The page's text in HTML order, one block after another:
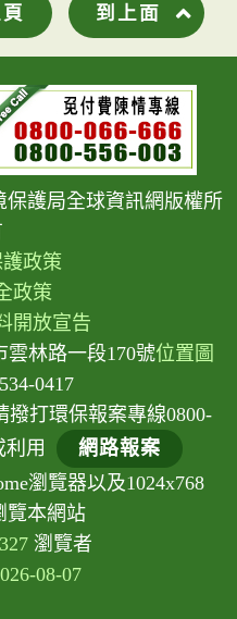
到上面
保護局全球資訊網版權所
政策
政策
開放宣告
雲林路一段170號位置圖
0417
打環保報案專線0800-
利用
網路報案
瀏覽器以及1024x768
覽本網站
瀏覽者
08-07